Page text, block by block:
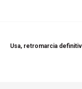
Usa, retromarcia